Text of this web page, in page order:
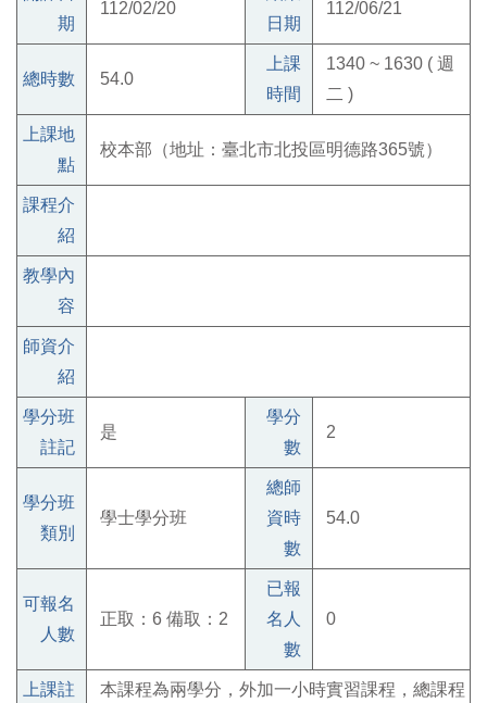
期
112/02/20
日期
112/06/21
總時數 54.0
上課
時間
1340 ~ 1630 ( 週
二 )
上課地
點
校本部（地址：臺北市北投區明德路365號）
課程介
紹
教學內
容
師資介
紹
學分班
註記
是
學分
數
2
學分班
類別
學士學分班
總師
資時
數
54.0
可報名
人數
正取：6 備取：2
已報
名人
數
0
上課註 本課程為兩學分，外加一小時實習課程，總課程